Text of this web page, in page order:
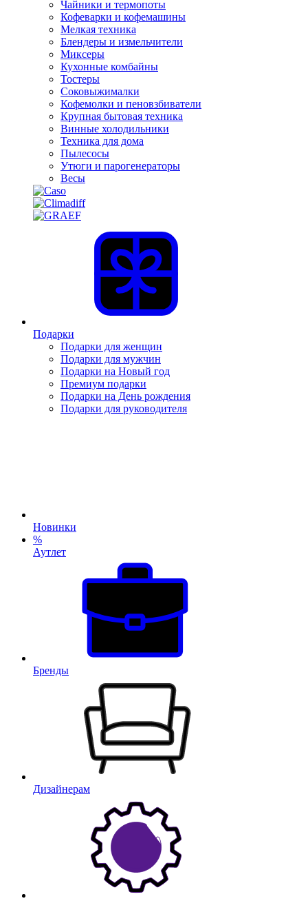
Чайники и термопоты
Кофеварки и кофемашины
Мелкая техника
Блендеры и измельчители
Миксеры
Кухонные комбайны
Тостеры
Соковыжималки
Кофемолки и пеновзбиватели
Крупная бытовая техника
Винные холодильники
Техника для дома
Пылесосы
Утюги и парогенераторы
Весы
Подарки
Подарки для женщин
Подарки для мужчин
Подарки на Новый год
Премиум подарки
Подарки на День рождения
Подарки для руководителя
Новинки
%
Аутлет
Бренды
Дизайнерам